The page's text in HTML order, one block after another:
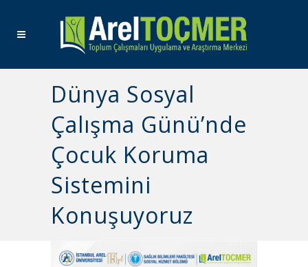
Dünya Sosyal
Çalışma Günü’nde
Çocuk Koruma
Sistemini
Konuşuyoruz